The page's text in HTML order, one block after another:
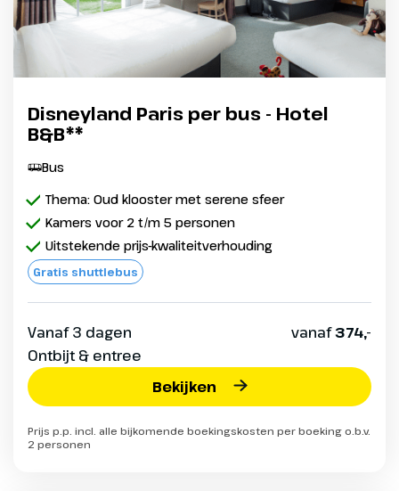
Disneyland Paris per bus - Hotel
B&B**
Bus
Thema: Oud klooster met serene sfeer
Kamers voor 2 t/m 5 personen
Uitstekende prijs-kwaliteitverhouding
Gratis shuttlebus
Vanaf 3 dagen
Ontbijt & entree
vanaf374,-
Bekijken
Prijs p.p. incl. alle bijkomende boekingskosten per boeking o.b.v.
2 personen